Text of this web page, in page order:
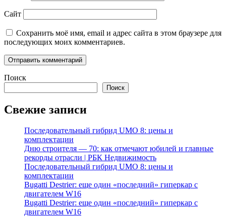
Сайт
Сохранить моё имя, email и адрес сайта в этом браузере для
последующих моих комментариев.
Поиск
Поиск
Свежие записи
Последовательный гибрид UMO 8: цены и
комплектации
Дню строителя — 70: как отмечают юбилей и главные
рекорды отрасли | РБК Недвижимость
Последовательный гибрид UMO 8: цены и
комплектации
Bugatti Destrier: еще один «последний» гиперкар с
двигателем W16
Bugatti Destrier: еще один «последний» гиперкар с
двигателем W16